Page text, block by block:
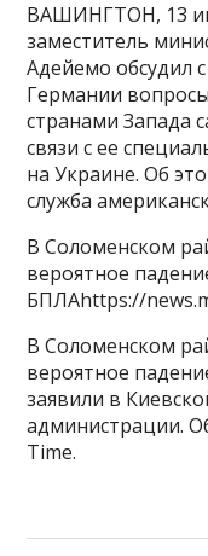
ВАШИНГТОН, 13
заместитель
Адейемо обсудил
Германии
странами Запада
связи с ее
на Украине. Об
служба
В Соломенском
вероятное
БПЛАhttps://
В Соломенском
вероятное
заявили в
администрации.
Time.